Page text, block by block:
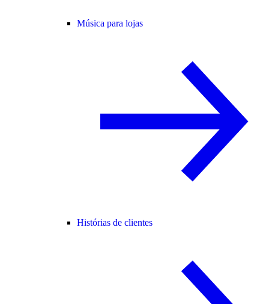
Música para lojas
Histórias de clientes